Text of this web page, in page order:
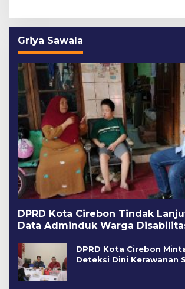
Griya Sawala
DPRD Kota Cirebon Tindak
Data Adminduk Warga
DPRD Kota Cirebon
Deteksi Dini Kerawanan